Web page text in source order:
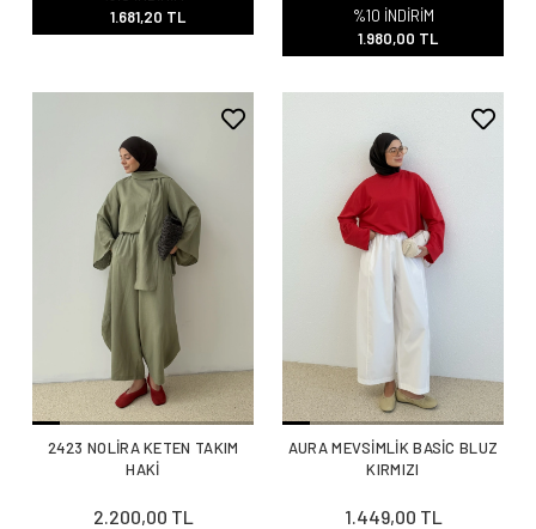
1.681,20 TL
%10 İNDİRİM
1.980,00 TL
2423 NOLİRA KETEN TAKIM
HAKİ
2.200,00 TL
AURA MEVSİMLİK BASİC BLUZ
KIRMIZI
1.449,00 TL